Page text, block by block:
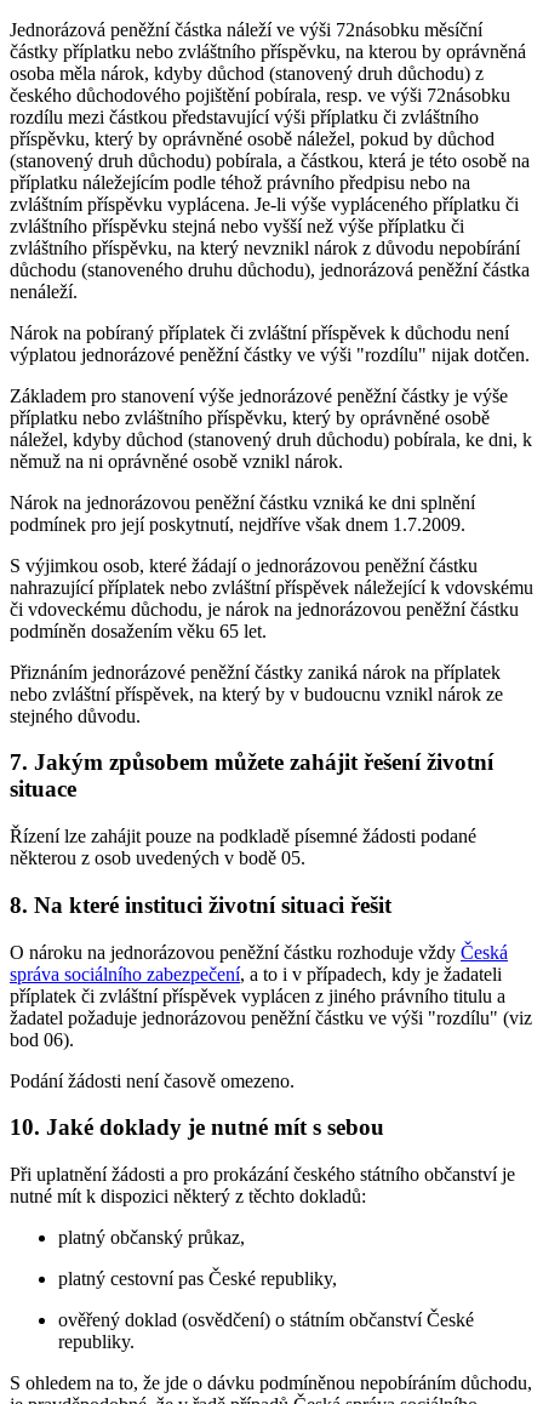
Jednorázová peněžní částka náleží ve výši 72násobku měsíční
částky příplatku nebo zvláštního příspěvku, na kterou by oprávněná
osoba měla nárok, kdyby důchod (stanovený druh důchodu) z
českého důchodového pojištění pobírala, resp. ve výši 72násobku
rozdílu mezi částkou představující výši příplatku či zvláštního
příspěvku, který by oprávněné osobě náležel, pokud by důchod
(stanovený druh důchodu) pobírala, a částkou, která je této osobě na
příplatku náležejícím podle téhož právního předpisu nebo na
zvláštním příspěvku vyplácena. Je-li výše vypláceného příplatku či
zvláštního příspěvku stejná nebo vyšší než výše příplatku či
zvláštního příspěvku, na který nevznikl nárok z důvodu nepobírání
důchodu (stanoveného druhu důchodu), jednorázová peněžní částka
nenáleží.
Nárok na pobíraný příplatek či zvláštní příspěvek k důchodu není
výplatou jednorázové peněžní částky ve výši "rozdílu" nijak dotčen.
Základem pro stanovení výše jednorázové peněžní částky je výše
příplatku nebo zvláštního příspěvku, který by oprávněné osobě
náležel, kdyby důchod (stanovený druh důchodu) pobírala, ke dni, k
němuž na ni oprávněné osobě vznikl nárok.
Nárok na jednorázovou peněžní částku vzniká ke dni splnění
podmínek pro její poskytnutí, nejdříve však dnem 1.7.2009.
S výjimkou osob, které žádají o jednorázovou peněžní částku
nahrazující příplatek nebo zvláštní příspěvek náležející k vdovskému
či vdoveckému důchodu, je nárok na jednorázovou peněžní částku
podmíněn dosažením věku 65 let.
Přiznáním jednorázové peněžní částky zaniká nárok na příplatek
nebo zvláštní příspěvek, na který by v budoucnu vznikl nárok ze
stejného důvodu.
7. Jakým způsobem můžete zahájit řešení životní
situace
Řízení lze zahájit pouze na podkladě písemné žádosti podané
některou z osob uvedených v bodě 05.
8. Na které instituci životní situaci řešit
O nároku na jednorázovou peněžní částku rozhoduje vždy Česká
správa sociálního zabezpečení, a to i v případech, kdy je žadateli
příplatek či zvláštní příspěvek vyplácen z jiného právního titulu a
žadatel požaduje jednorázovou peněžní částku ve výši "rozdílu" (viz
bod 06).
Podání žádosti není časově omezeno.
10. Jaké doklady je nutné mít s sebou
Při uplatnění žádosti a pro prokázání českého státního občanství je
nutné mít k dispozici některý z těchto dokladů:
platný občanský průkaz,
platný cestovní pas České republiky,
ověřený doklad (osvědčení) o státním občanství České
republiky.
S ohledem na to, že jde o dávku podmíněnou nepobíráním důchodu,